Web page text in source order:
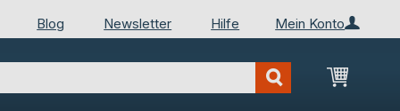
Mein Konto
Blog Newsletter Hilfe
Mein